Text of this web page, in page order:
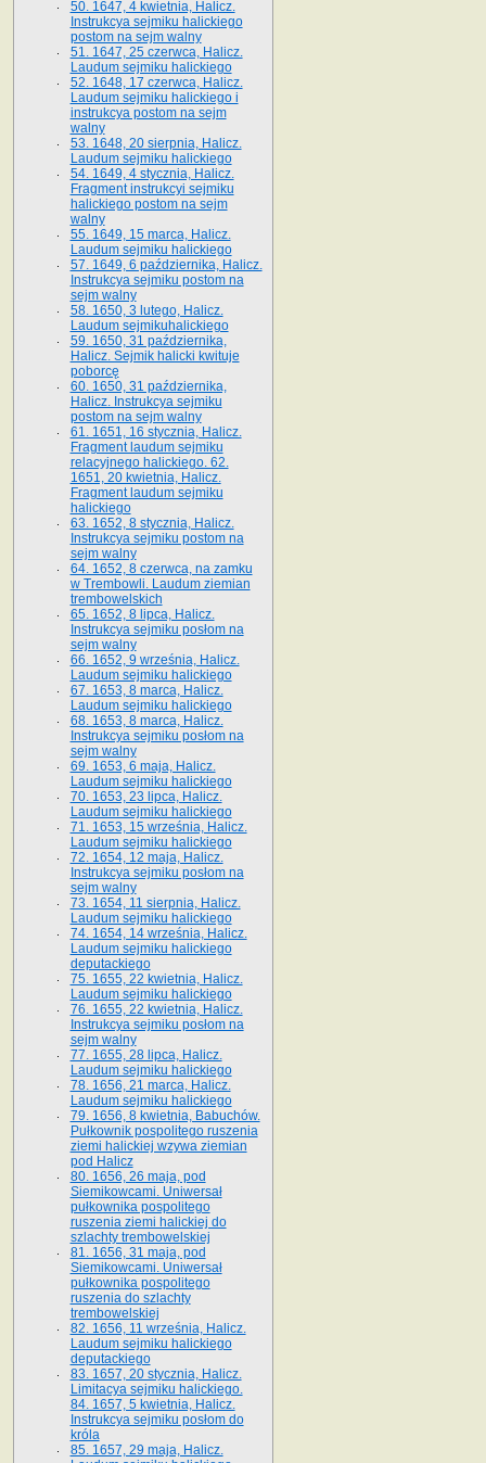
50. 1647, 4 kwietnia, Halicz.
Instrukcya sejmiku halickiego
postom na sejm walny
51. 1647, 25 czerwca, Halicz.
Laudum sejmiku halickiego
52. 1648, 17 czerwca, Halicz.
Laudum sejmiku halickiego i
instrukcya postom na sejm
walny
53. 1648, 20 sierpnia, Halicz.
Laudum sejmiku halickiego
54. 1649, 4 stycznia, Halicz.
Fragment instrukcyi sejmiku
halickiego postom na sejm
walny
55. 1649, 15 marca, Halicz.
Laudum sejmiku halickiego
57. 1649, 6 października, Halicz.
Instrukcya sejmiku postom na
sejm walny
58. 1650, 3 lutego, Halicz.
Laudum sejmikuhalickiego
59. 1650, 31 października,
Halicz. Sejmik halicki kwituje
poborcę
60. 1650, 31 października,
Halicz. Instrukcya sejmiku
postom na sejm walny
61. 1651, 16 stycznia, Halicz.
Fragment laudum sejmiku
relacyjnego halickiego. 62.
1651, 20 kwietnia, Halicz.
Fragment laudum sejmiku
halickiego
63. 1652, 8 stycznia, Halicz.
Instrukcya sejmiku postom na
sejm walny
64. 1652, 8 czerwca, na zamku
w Trembowli. Laudum ziemian
trembowelskich
65. 1652, 8 lipca, Halicz.
Instrukcya sejmiku posłom na
sejm walny
66. 1652, 9 września, Halicz.
Laudum sejmiku halickiego
67. 1653, 8 marca, Halicz.
Laudum sejmiku halickiego
68. 1653, 8 marca, Halicz.
Instrukcya sejmiku posłom na
sejm walny
69. 1653, 6 maja, Halicz.
Laudum sejmiku halickiego
70. 1653, 23 lipca, Halicz.
Laudum sejmiku halickiego
71. 1653, 15 września, Halicz.
Laudum sejmiku halickiego
72. 1654, 12 maja, Halicz.
Instrukcya sejmiku posłom na
sejm walny
73. 1654, 11 sierpnia, Halicz.
Laudum sejmiku halickiego
74. 1654, 14 września, Halicz.
Laudum sejmiku halickiego
deputackiego
75. 1655, 22 kwietnia, Halicz.
Laudum sejmiku halickiego
76. 1655, 22 kwietnia, Halicz.
Instrukcya sejmiku posłom na
sejm walny
77. 1655, 28 lipca, Halicz.
Laudum sejmiku halickiego
78. 1656, 21 marca, Halicz.
Laudum sejmiku halickiego
79. 1656, 8 kwietnia, Babuchów.
Pułkownik pospolitego ruszenia
ziemi halickiej wzywa ziemian
pod Halicz
80. 1656, 26 maja, pod
Siemikowcami. Uniwersał
pułkownika pospolitego
ruszenia ziemi halickiej do
szlachty trembowelskiej
81. 1656, 31 maja, pod
Siemikowcami. Uniwersał
pułkownika pospolitego
ruszenia do szlachty
trembowelskiej
82. 1656, 11 września, Halicz.
Laudum sejmiku halickiego
deputackiego
83. 1657, 20 stycznia, Halicz.
Limitacya sejmiku halickiego.
84. 1657, 5 kwietnia, Halicz.
Instrukcya sejmiku posłom do
króla
85. 1657, 29 maja, Halicz.